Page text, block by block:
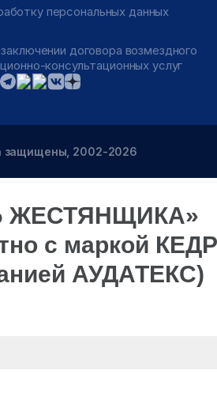
персональных данных
договора возмездного
консультационных услуг
защищены, 2002-2026